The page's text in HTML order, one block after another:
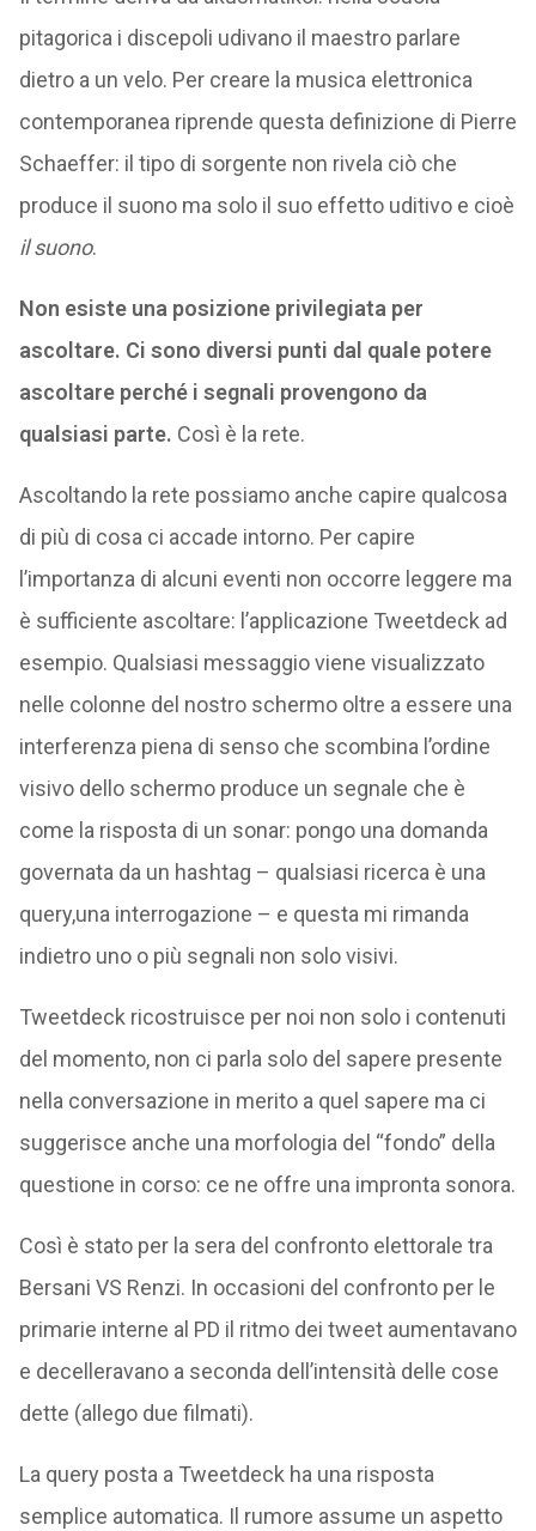
pitagorica i discepoli udivano il maestro parlare
dietro a un velo. Per creare la musica elettronica
contemporanea riprende questa definizione di Pierre
Schaeffer: il tipo di sorgente non rivela ciò che
produce il suono ma solo il suo effetto uditivo e cioè
il suono.
Non esiste una posizione privilegiata per
ascoltare. Ci sono diversi punti dal quale potere
ascoltare perché i segnali provengono da
qualsiasi parte. Così è la rete.
Ascoltando la rete possiamo anche capire qualcosa
di più di cosa ci accade intorno. Per capire
l’importanza di alcuni eventi non occorre leggere ma
è sufficiente ascoltare: l’applicazione Tweetdeck ad
esempio. Qualsiasi messaggio viene visualizzato
nelle colonne del nostro schermo oltre a essere una
interferenza piena di senso che scombina l’ordine
visivo dello schermo produce un segnale che è
come la risposta di un sonar: pongo una domanda
governata da un hashtag – qualsiasi ricerca è una
query,una interrogazione – e questa mi rimanda
indietro uno o più segnali non solo visivi.
Tweetdeck ricostruisce per noi non solo i contenuti
del momento, non ci parla solo del sapere presente
nella conversazione in merito a quel sapere ma ci
suggerisce anche una morfologia del “fondo” della
questione in corso: ce ne offre una impronta sonora.
Così è stato per la sera del confronto elettorale tra
Bersani VS Renzi. In occasioni del confronto per le
primarie interne al PD il ritmo dei tweet aumentavano
e decelleravano a seconda dell’intensità delle cose
dette (allego due filmati).
La query posta a Tweetdeck ha una risposta
semplice automatica. Il rumore assume un aspetto